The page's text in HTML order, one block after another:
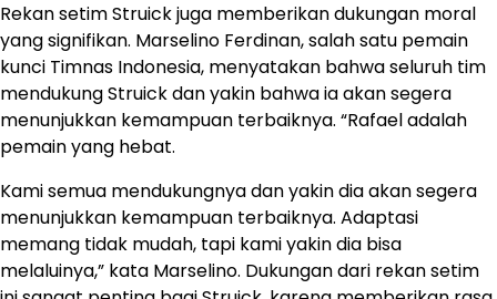
Rekan setim Struick juga memberikan dukungan moral
yang signifikan. Marselino Ferdinan, salah satu pemain
kunci Timnas Indonesia, menyatakan bahwa seluruh tim
mendukung Struick dan yakin bahwa ia akan segera
menunjukkan kemampuan terbaiknya. “Rafael adalah
pemain yang hebat.
Kami semua mendukungnya dan yakin dia akan segera
menunjukkan kemampuan terbaiknya. Adaptasi
memang tidak mudah, tapi kami yakin dia bisa
melaluinya,” kata Marselino. Dukungan dari rekan setim